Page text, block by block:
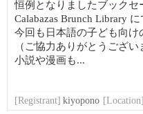
恒例となりましたブックセ
Calabazas Brunch Library に
今回も日本語の子ども向け
（ご協力ありがとうござい
小説や漫画も...
[Registrant] kiyopono [Location]